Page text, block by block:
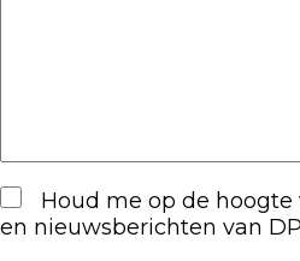
Houd me op de
en nieuwsberichten van